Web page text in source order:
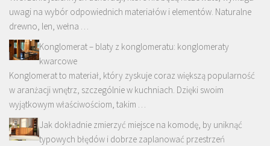
uwagi na wybór odpowiednich materiałów i elementów. Naturalne
drewno, len, wełna …
Konglomerat – blaty z konglomeratu: konglomeraty
kwarcowe
Konglomerat to materiał, który zyskuje coraz większą popularność
w aranżacji wnętrz, szczególnie w kuchniach. Dzięki swoim
wyjątkowym właściwościom, takim …
Jak dokładnie zmierzyć miejsce na komodę, by uniknąć
typowych błędów i dobrze zaplanować przestrzeń